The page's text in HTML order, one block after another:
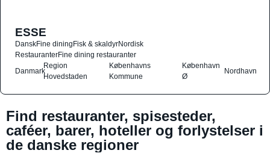
ESSE
DanskFine diningFisk & skaldyrNordisk
RestauranterFine dining restauranter
Danmark
Region
Hovedstaden
Københavns
Kommune
København
Ø
Nordhavn
Find restauranter, spisesteder,
caféer, barer, hoteller og forlystelser i
de danske regioner